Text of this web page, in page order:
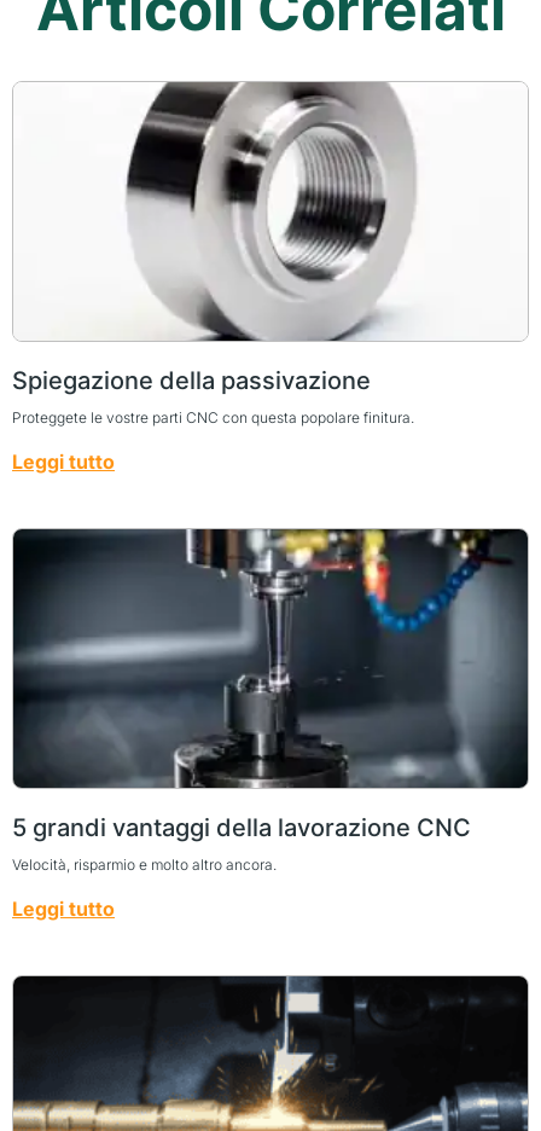
Spiegazione della passivazione
Proteggete le vostre parti CNC con questa popolare finitura.
Leggi tutto
5 grandi vantaggi della lavorazione CNC
Velocità, risparmio e molto altro ancora.
Leggi tutto